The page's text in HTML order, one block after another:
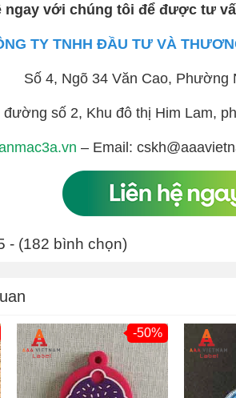
ngay với chúng tôi để được tư
TY TNHH ĐẦU TƯ VÀ
Số 4, Ngõ 34 Văn Cao, Phường
đường số 2, Khu đô thị Him Lam,
– Email:
- (182 bình chọn)
-50%